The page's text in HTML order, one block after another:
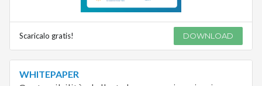
Scaricalo gratis! DOWNLOAD
WHITEPAPER